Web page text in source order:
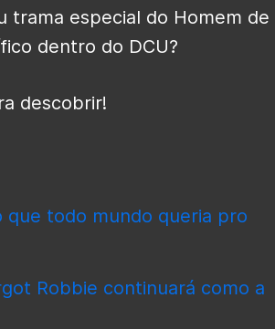
trama especial do Homem de
dentro do DCU?
descobrir!
que todo mundo queria pro
Robbie continuará como a